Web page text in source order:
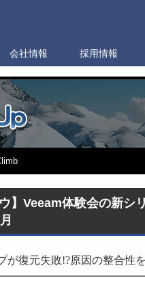
会社情報 採用情報
】Veeam体験会の新シ
が復元失敗!?原因の整合性